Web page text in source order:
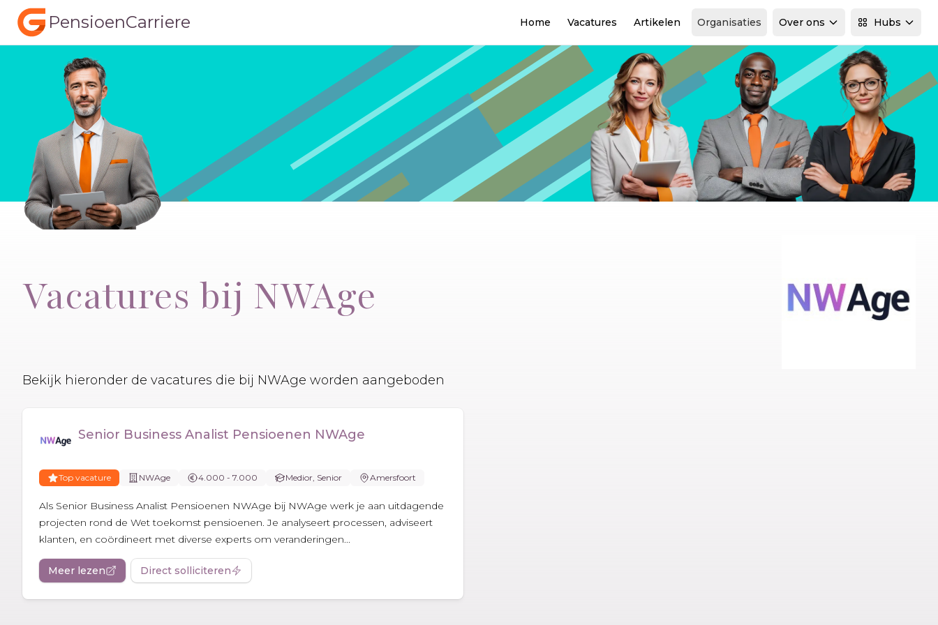
PensioenCarriere Home Vacatures Artikelen Organisaties Over ons Hubs
Vacatures bij NWAge
Bekijk hieronder de vacatures die bij NWAge worden aangeboden
Senior Business Analist Pensioenen NWAge
Top vacature NWAge 4.000 - 7.000 Medior, Senior Amersfoort
Als Senior Business Analist Pensioenen NWAge bij NWAge werk je aan uitdagende
projecten rond de Wet toekomst pensioenen. Je analyseert processen, adviseert
klanten, en coördineert met diverse experts om veranderingen...
Meer lezen Direct solliciteren